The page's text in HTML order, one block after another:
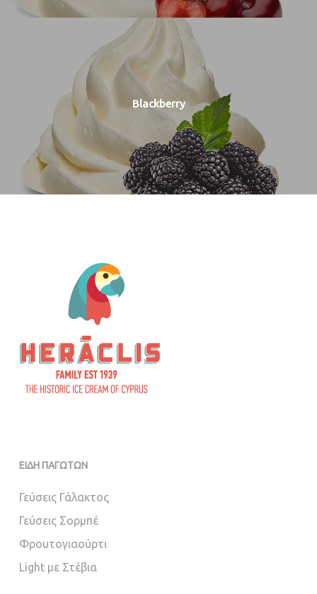
Blackberry
ΕΙΔΗ ΠΑΓΩΤΩΝ
Γεύσεις Γάλακτος
Γεύσεις Σορμπέ
Φρουτογιαούρτι
Light με Στέβια